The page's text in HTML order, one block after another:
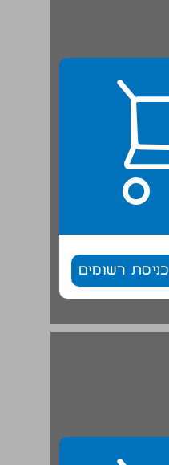
כניסת רשומים